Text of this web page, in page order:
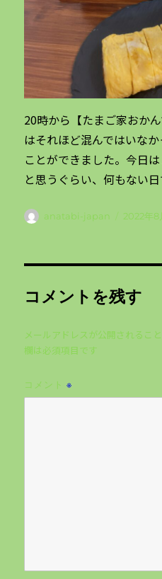
20時から【たまご家おか
はそれほど混んではいな
ことができました。今日
と思うぐらい、何もない日
投
anatabi-japan
投
2022年8
コメントを残す
メールアドレスが公開されること
欄は必須項目です
コメント※